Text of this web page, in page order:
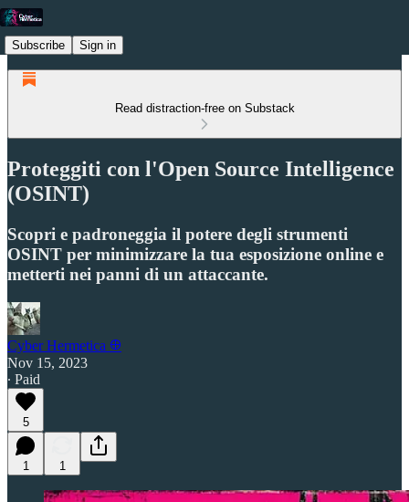
Subscribe Sign in
Read distraction-free on Substack
Proteggiti con l'Open Source Intelligence
(OSINT)
Scopri e padroneggia il potere degli strumenti
OSINT per minimizzare la tua esposizione online e
metterti nei panni di un attaccante.
Cyber Hermetica 𐀏
Nov 15, 2023
∙ Paid
5
1 1